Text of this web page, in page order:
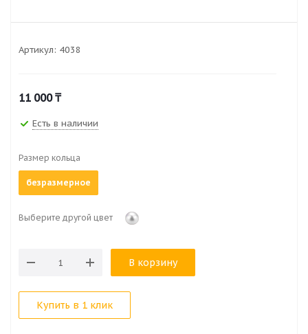
Артикул: 4038
11 000₸
Есть в наличии
Размер кольца
безразмерное
Выберите другой цвет
В корзину
Купить в 1 клик